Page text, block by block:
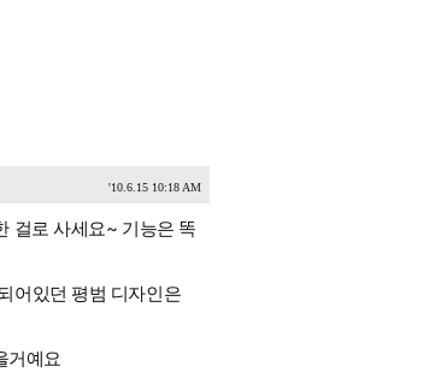
'10.6.15 10:18 AM
걸로 사세요~ 기능은 똑
어있던 평범 디자인은
거예요